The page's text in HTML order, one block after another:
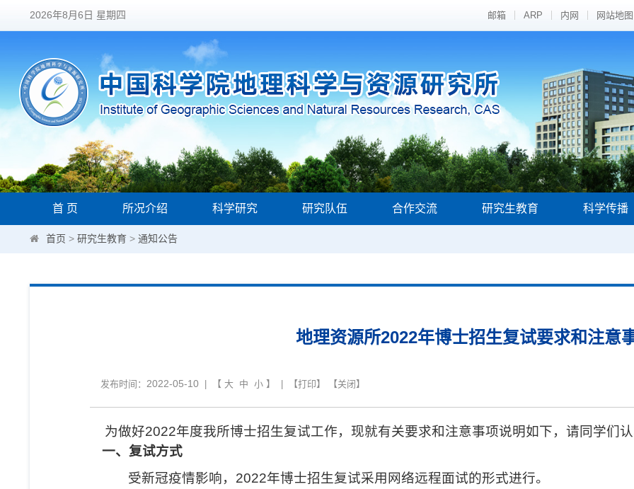
2026年8月6日 星期四 邮箱 ARP 内网 网站地图
首 页 所况介绍 科学研究 研究队伍 合作交流 研究生教育 科学传播
首页 > 研究生教育 > 通知公告
地理资源所2022年博士招生复试要求和注意
发布时间： 2022-05-10 | 【 大 中 小 】 | 【打印】 【关闭 】
为做好2022年度我所博士招生复试工作，现就有关要求和注意事项说明如下，请同学们认
一、复试方式
受新冠疫情影响， 2022年博士招生复试采用网络远程面试的形式进行。